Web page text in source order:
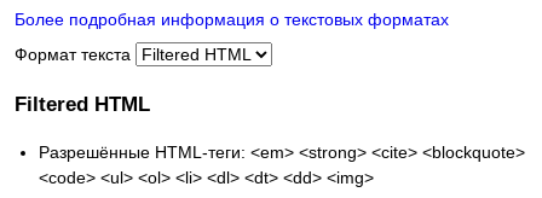
Более подробная информация о текстовых форматах
Формат текста
Filtered HTML
Разрешённые HTML-теги: <em> <strong> <cite> <blockquote>
<code> <ul> <ol> <li> <dl> <dt> <dd> <img>